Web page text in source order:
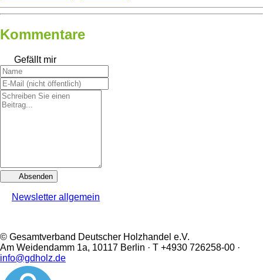
Kommentare
Gefällt mir
Absenden
Newsletter allgemein
© Gesamtverband Deutscher Holzhandel e.V.
Am Weidendamm 1a, 10117 Berlin · T +4930 726258-00 ·
info@gdholz.de